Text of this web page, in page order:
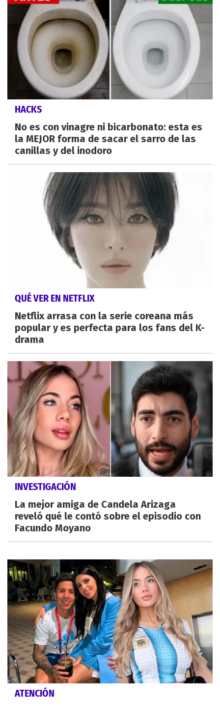
HACKS
No es con vinagre ni bicarbonato: esta es
la MEJOR forma de sacar el sarro de las
canillas y del inodoro
QUÉ VER EN NETFLIX
Netflix arrasa con la serie coreana más
popular y es perfecta para los fans del K-
drama
INVESTIGACIÓN
La mejor amiga de Candela Arizaga
reveló qué le contó sobre el episodio con
Facundo Moyano
ATENCIÓN